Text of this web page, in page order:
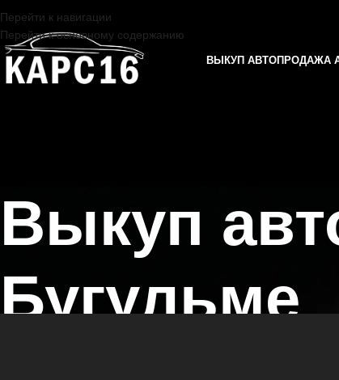
Перейти к навигации
Перейти к основному содержанию
ВЫКУП АВТОПРОДАЖА
Выкуп
Бугульме